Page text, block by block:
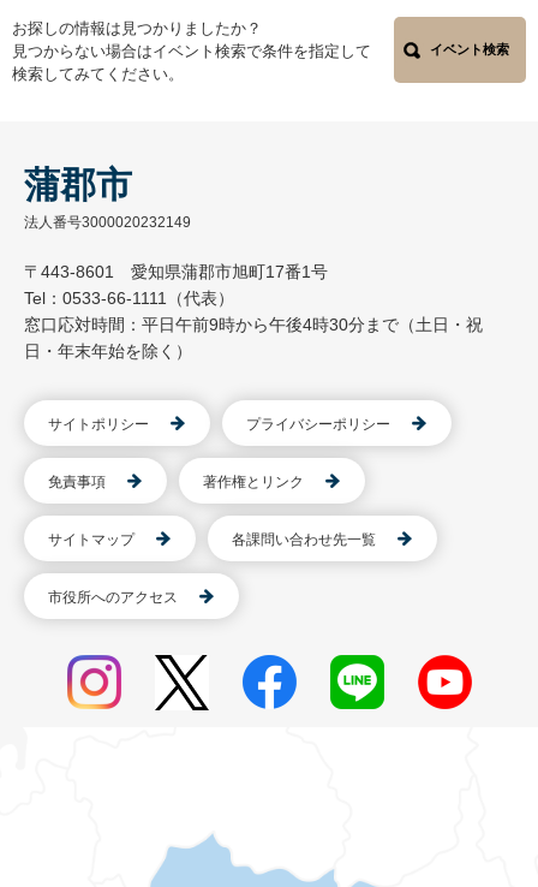
お探しの情報は見つかりましたか？
見つからない場合はイベント検索で条件を指定して
検索してみてください。
イベント検索
蒲郡市
法人番号3000020232149
〒443-8601 愛知県蒲郡市旭町17番1号
Tel：0533-66-1111（代表）
窓口応対時間：平日午前9時から午後4時30分まで（土日・祝
日・年末年始を除く）
サイトポリシー プライバシーポリシー
免責事項 著作権とリンク
サイトマップ 各課問い合わせ先一覧
市役所へのアクセス